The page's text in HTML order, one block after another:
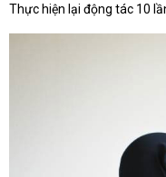
Thực hiện lại động tác 10